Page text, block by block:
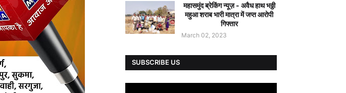
महासमुंद ब्रेकिंग न्यूज़ - अवैध हाथ भठ्ठी
महुआ शराब भारी मात्रा में जप्त आरोपी
गिफ्तार
March 02, 2023
SUBSCRIBE US